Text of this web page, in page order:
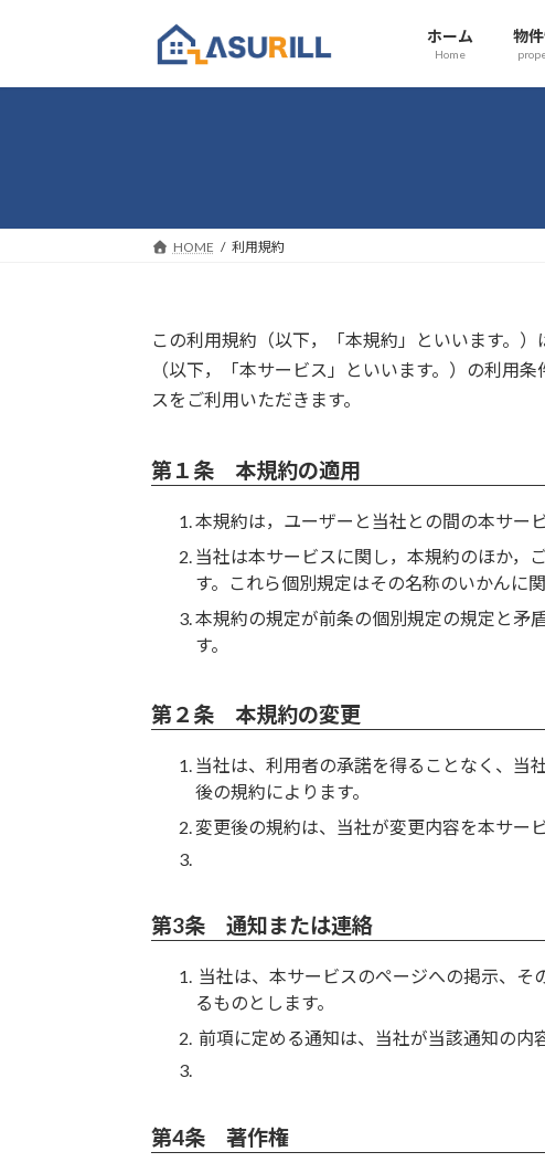
ン
ッ
ー
移
ホーム
Home
物
HOME 利用規約
この利用規約（以下，「本規約」といいます。
（以下，「本サービス」といいます。）の利用
スをご利用いただきます。
第１条 本規約の適用
本規約は，ユーザーと当社との間の本サー
当社は本サービスに関し，本規約のほか，
す。これら個別規定はその名称のいかんに
本規約の規定が前条の個別規定の規定と矛
す。
第２条 本規約の変更
当社は、利用者の承諾を得ることなく、当
後の規約によります。
変更後の規約は、当社が変更内容を本サー
第3条 通知または連絡
当社は、本サービスのページへの掲示、
るものとします。
前項に定める通知は、当社が当該通知の内
第4条 著作権